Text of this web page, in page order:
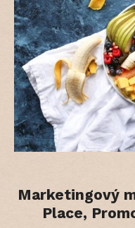
Marketingový
Place,